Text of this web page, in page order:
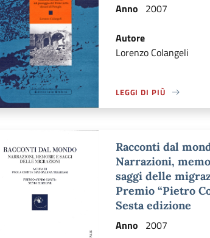
LABORATORIO DIDATTICO
Anno 2007
Autore
Lorenzo Colangeli
LEGGI DI PIÙ
A PROPOSITO DI
Racconti dal
Narrazioni,
saggi delle
Premio “Pietro
Sesta edizione
Anno 2007